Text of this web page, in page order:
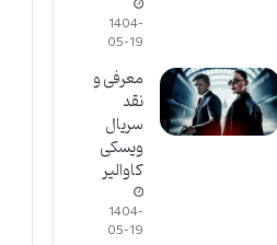
1404-
05-19
معرفی و
نقد
سریال
ویسکی
کاوالیر
1404-
05-19